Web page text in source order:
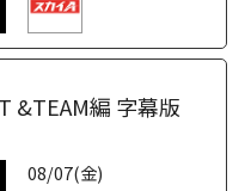
&TEAM編 字幕版
08/07(金)